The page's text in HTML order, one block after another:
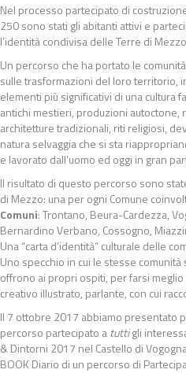
Nel processo partecipato di
250 sono stati gli abitanti attivi e
l’identità condivisa delle Terre di
Un percorso che ha portato le
sulle trasformazioni del loro territorio,
elementi più significativi di una cultura
antichi mestieri, produzioni autoctone,
architetture tradizionali, riti religiosi,
natura selvaggia che si sta
e lavorato dall’uomo ed oggi in gran
Il risultato di questo percorso sono
di Mezzo: una per ogni Comune
Comuni: Trontano, Beura-Cardezza,
Bernardino Verbano, Cossogno,
Una “carta d’identità” culturale delle
Uno specchio in cui le stesse
offrono ai propri ospiti, per farsi
creativo illustrato, parlante, con cui
Il 7 ottobre 2017 abbiamo presentato
percorso partecipato a tuttigli
& Dintorni 2017 nel Castello di
BOOK Diario di un percorso di